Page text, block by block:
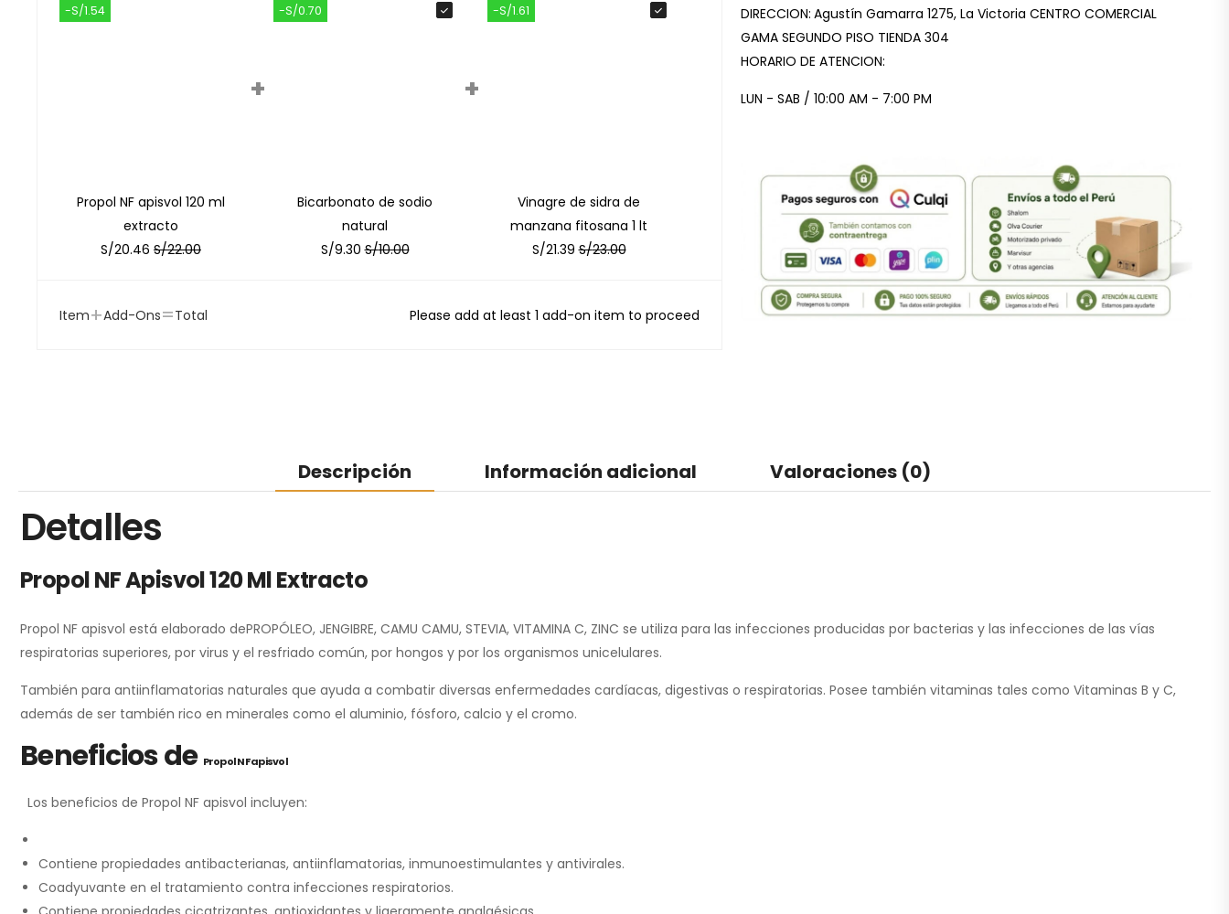
-S/1.54
Propol NF apisvol 120 ml
extracto
S/20.46 S/22.00
+
-S/0.70
Bicarbonato de sodio
natural
S/9.30 S/10.00
+
-S/1.61
Vinagre de sidra de
manzana fitosana 1 lt
S/21.39 S/23.00
Item+Add-Ons=Total Please add at least 1 add-on item to proceed
DIRECCION: Agustín Gamarra 1275, La Victoria CENTRO COMERCIAL
GAMA SEGUNDO PISO TIENDA 304
HORARIO DE ATENCION:
LUN - SAB / 10:00 AM - 7:00 PM
Descripción Información adicional Valoraciones (0)
Detalles
Propol NF Apisvol 120 Ml Extracto
Propol NF apisvol está elaborado dePROPÓLEO, JENGIBRE, CAMU CAMU, STEVIA, VITAMINA C, ZINC se utiliza para las infecciones producidas por bacterias y las infecciones de las vías
respiratorias superiores, por virus y el resfriado común, por hongos y por los organismos unicelulares.
También para antiinflamatorias naturales que ayuda a combatir diversas enfermedades cardíacas, digestivas o respiratorias. Posee también vitaminas tales como Vitaminas B y C,
además de ser también rico en minerales como el aluminio, fósforo, calcio y el cromo.
Beneficios de Propol NF apisvol
Los beneficios de Propol NF apisvol incluyen:
Contiene propiedades antibacterianas, antiinflamatorias, inmunoestimulantes y antivirales.
Coadyuvante en el tratamiento contra infecciones respiratorios.